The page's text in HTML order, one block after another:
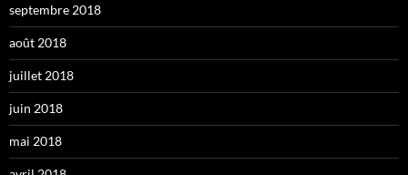
septembre 2018
août 2018
juillet 2018
juin 2018
mai 2018